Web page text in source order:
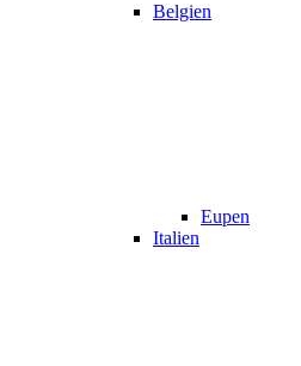
Belgien
Eupen
Italien